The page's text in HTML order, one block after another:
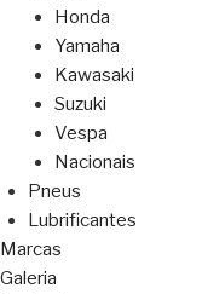
Honda
Yamaha
Kawasaki
Suzuki
Vespa
Nacionais
Pneus
Lubrificantes
Marcas
Galeria